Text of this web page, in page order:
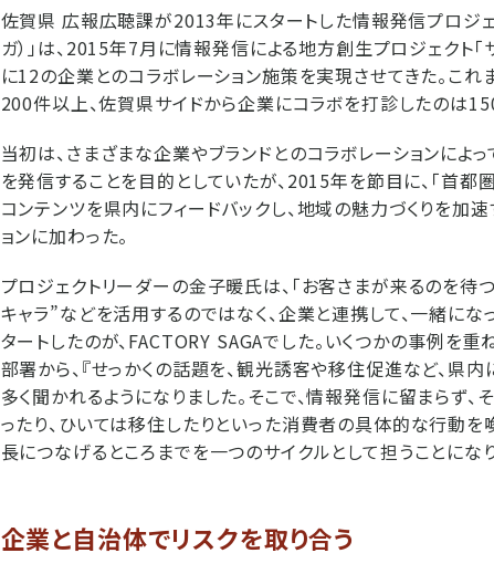
佐賀県 広報広聴課が2013年にスタートした情報発信プロジェ
ガ）」は、2015年7月に情報発信による地方創生プロジェクト「
に12の企業とのコラボレーション施策を実現させてきた。こ
200件以上、佐賀県サイドから企業にコラボを打診したのは
当初は、さまざまな企業やブランドとのコラボレーションによ
を発信することを目的としていたが、2015年を節目に、「首都
コンテンツを県内にフィードバックし、地域の魅力づくりを加
ョンに加わった。
プロジェクトリーダーの金子暖氏は、「お客さまが来るのを待
キャラ”などを活用するのではなく、企業と連携して、一緒に
タートしたのが、FACTORY SAGAでした。いくつかの事例を
部署から、『せっかくの話題を、観光誘客や移住促進など、県
多く聞かれるようになりました。そこで、情報発信に留まらず
ったり、ひいては移住したりといった消費者の具体的な行動
長につなげるところまでを一つのサイクルとして担うことになり
企業と自治体でリスクを取り合う